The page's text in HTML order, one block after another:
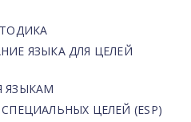
ЯЗЫКА ДЛЯ ЦЕЛЕЙ
ЯЗЫКАМ
ЦЕЛЕЙ (ESP)